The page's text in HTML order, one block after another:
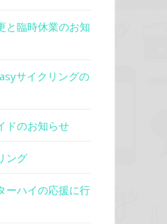
と臨時休業のお知
サイクリングの
ドのお知らせ
ング
ーハイの応援に行